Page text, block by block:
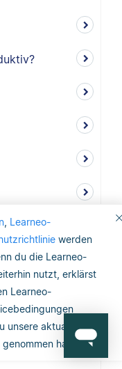
, Learneo-
werden
du die Learneo-
nutzt, erklärst
Learneo-
unsere aktualisierte
hast.
der